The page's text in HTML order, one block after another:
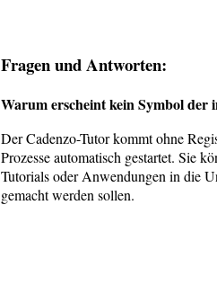
Fragen und Antworten:
Warum erscheint kein Symbol der
Der Cadenzo-Tutor kommt ohne
Prozesse automatisch gestartet. Sie
Tutorials oder Anwendungen in die
gemacht werden sollen.